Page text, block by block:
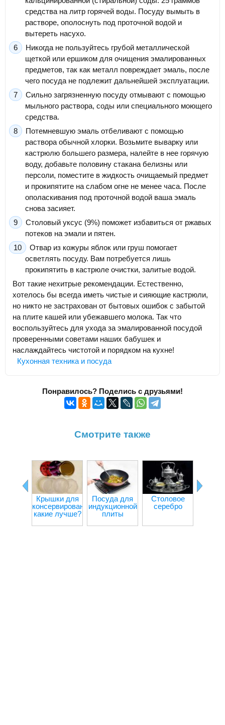
средства на литр горячей воды. Посуду вымыть в
растворе, ополоснуть под проточной водой и
вытереть насухо.
Никогда не пользуйтесь грубой металлической
щеткой или ершиком для очищения эмалированных
предметов, так как металл повреждает эмаль, после
чего посуда не подлежит дальнейшей эксплуатации.
Сильно загрязненную посуду отмывают с помощью
мыльного раствора, соды или специального моющего
средства.
Потемневшую эмаль отбеливают с помощью
раствора обычной хлорки. Возьмите выварку или
кастрюлю большего размера, налейте в нее горячую
воду, добавьте половину стакана белизны или
персоли, поместите в жидкость очищаемый предмет
и прокипятите на слабом огне не менее часа. После
ополаскивания под проточной водой ваша эмаль
снова засияет.
Столовый уксус (9%) поможет избавиться от ржавых
потеков на эмали и пятен.
Отвар из кожуры яблок или груш помогает
осветлять посуду. Вам потребуется лишь
прокипятить в кастрюле очистки, залитые водой.
Вот такие нехитрые рекомендации. Естественно,
хотелось бы всегда иметь чистые и сияющие кастрюли,
но никто не застрахован от бытовых ошибок с забытой
на плите кашей или убежавшего молока. Так что
воспользуйтесь для ухода за эмалированной посудой
проверенными советами наших бабушек и
наслаждайтесь чистотой и порядком на кухне!
Кухонная техника и посуда
Понравилось? Поделись с друзьями!
Смотрите также
Крышки для
консервирования:
какие лучше?
Посуда для
индукционной
плиты
Столовое
серебро